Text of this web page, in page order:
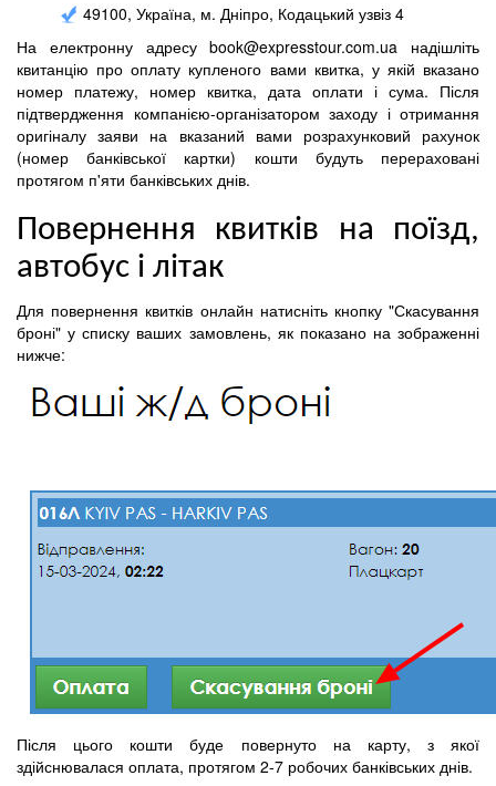
49100, Україна, м. Дніпро, Кодацький узвіз 4
На електронну адресу book@expresstour.com.ua надішліть
квитанцію про оплату купленого вами квитка, у якій вказано
номер платежу, номер квитка, дата оплати і сума. Після
підтвердження компанією-організатором заходу і отримання
оригіналу заяви на вказаний вами розрахунковий рахунок
(номер банківської картки) кошти будуть перераховані
протягом п'яти банківських днів.
Повернення квитків на поїзд,
автобус і літак
Для повернення квитків онлайн натисніть кнопку "Скасування
броні" у списку ваших замовлень, як показано на зображенні
нижче:
Після цього кошти буде повернуто на карту, з якої
здійснювалася оплата, протягом 2-7 робочих банківських днів.